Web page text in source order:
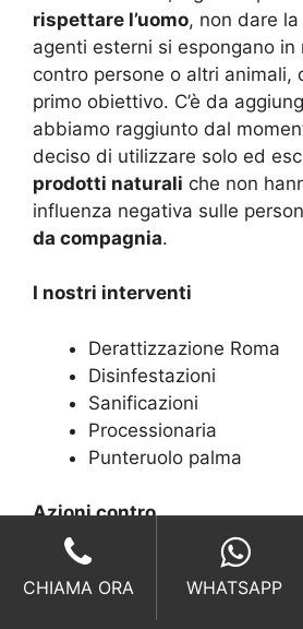
rispettare l’uomo, non dare
agenti esterni si espongano
contro persone o altri animali,
primo obiettivo. C’è da
abbiamo raggiunto dal
deciso di utilizzare solo ed
prodotti naturali che non
influenza negativa sulle
da compagnia.
I nostri interventi
Derattizzazione Roma
Disinfestazioni
Sanificazioni
Processionaria
Punteruolo palma
Azioni contro
Scarafaggi
Anti Formiche
Disinfestazione zanzare
CHIAMA ORA WHATSAPP